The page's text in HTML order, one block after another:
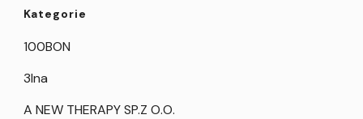
Kategorie
100BON
3Ina
A NEW THERAPY SP.Z O.O.